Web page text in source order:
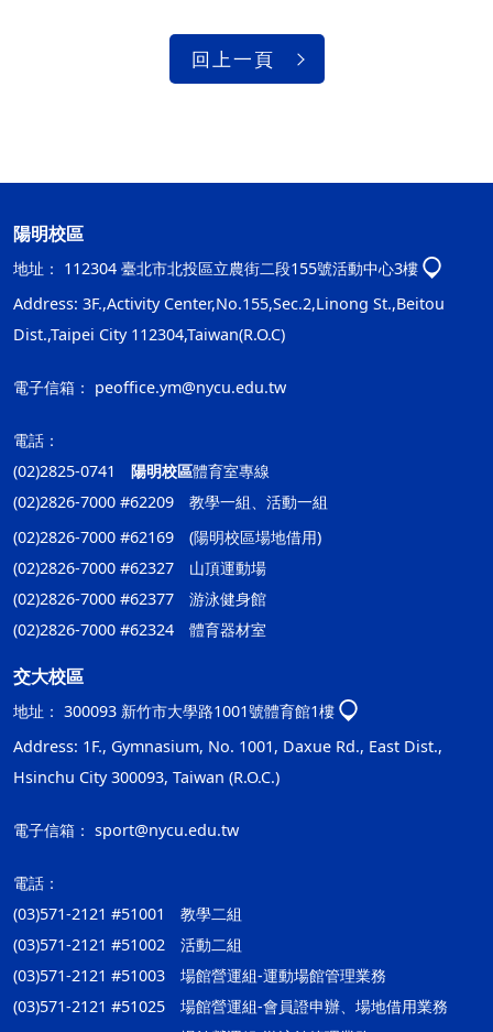
回上一頁
陽明校區
地址： 112304 臺北市北投區立農街二段155號活動中心3樓
Address: 3F.,Activity Center,No.155,Sec.2,Linong St.,Beitou
Dist.,Taipei City 112304,Taiwan(R.O.C)
電子信箱： peoffice.ym@nycu.edu.tw
電話：
(02)2825-0741 陽明校區體育室專線
(02)2826-7000 #62209 教學一組、活動一組
(02)2826-7000 #62169 (陽明校區場地借用)
(02)2826-7000 #62327 山頂運動場
(02)2826-7000 #62377 游泳健身館
(02)2826-7000 #62324 體育器材室
交大校區
地址： 300093 新竹市大學路1001號體育館1樓
Address: 1F., Gymnasium, No. 1001, Daxue Rd., East Dist.,
Hsinchu City 300093, Taiwan (R.O.C.)
電子信箱： sport@nycu.edu.tw
電話：
(03)571-2121 #51001 教學二組
(03)571-2121 #51002 活動二組
(03)571-2121 #51003 場館營運組-運動場館管理業務
(03)571-2121 #51025 場館營運組-會員證申辦、場地借用業務